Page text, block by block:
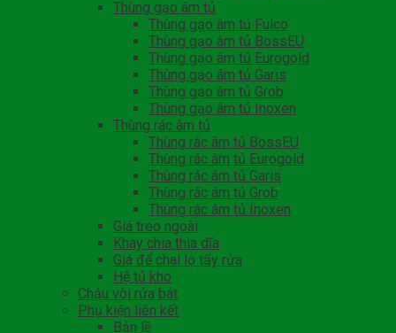
Thùng gạo âm tủ
Thùng gạo âm tủ Fulco
Thùng gạo âm tủ BossEU
Thùng gạo âm tủ Eurogold
Thùng gạo âm tủ Garis
Thùng gạo âm tủ Grob
Thùng gạo âm tủ Inoxen
Thùng rác âm tủ
Thùng rác âm tủ BossEU
Thùng rác âm tủ Eurogold
Thùng rác âm tủ Garis
Thùng rác âm tủ Grob
Thùng rác âm tủ Inoxen
Giá treo ngoài
Khay chia thìa dĩa
Giá để chai lọ tẩy rửa
Hệ tủ kho
Chậu vòi rửa bát
Phụ kiện liên kết
Bản lề